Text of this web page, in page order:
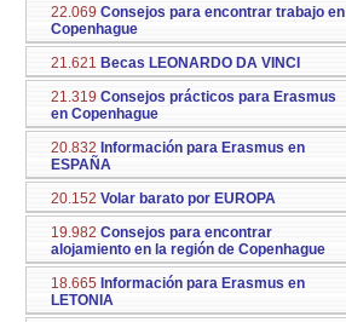
22.069 Consejos para encontrar trabajo en
Copenhague
21.621 Becas LEONARDO DA VINCI
21.319 Consejos prácticos para Erasmus
en Copenhague
20.832 Información para Erasmus en
ESPAÑA
20.152 Volar barato por EUROPA
19.982 Consejos para encontrar
alojamiento en la región de Copenhague
18.665 Información para Erasmus en
LETONIA